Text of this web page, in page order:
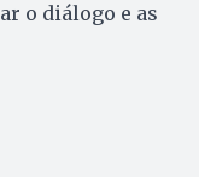
o diálogo e as